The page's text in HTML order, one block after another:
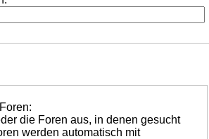
die Foren aus, in denen gesucht
werden automatisch mit